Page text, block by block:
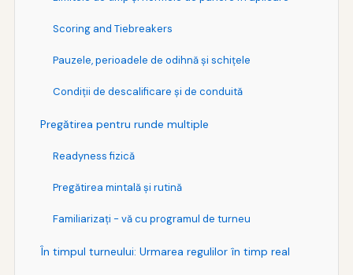
Scoring and Tiebreakers
Pauzele, perioadele de odihnă şi schiţele
Condiții de descalificare și de conduită
Pregătirea pentru runde multiple
Readyness fizică
Pregătirea mintală şi rutină
Familiarizaţi - vă cu programul de turneu
În timpul turneului: Urmarea regulilor în timp real